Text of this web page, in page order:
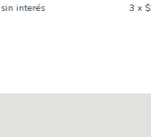
sin interés 3 x